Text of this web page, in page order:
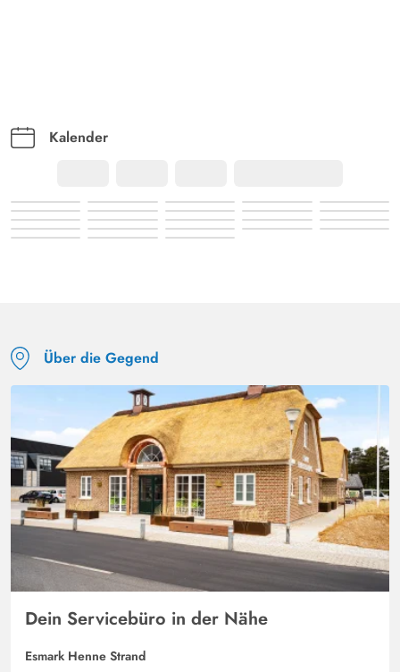
Kalender
Über die Gegend
Dein Servicebüro in der Nähe
Esmark Henne Strand